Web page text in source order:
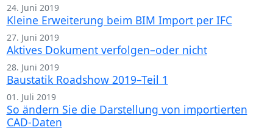
24. Juni 2019
Kleine Erweiterung beim BIM Import per IFC
27. Juni 2019
Aktives Dokument verfolgen–oder nicht
28. Juni 2019
Baustatik Roadshow 2019–Teil 1
01. Juli 2019
So ändern Sie die Darstellung von importierten
CAD-Daten